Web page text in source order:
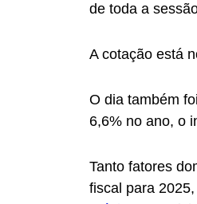
de toda a
A cotação está
O dia também
6,6% no ano, o
Tanto fatores
fiscal para